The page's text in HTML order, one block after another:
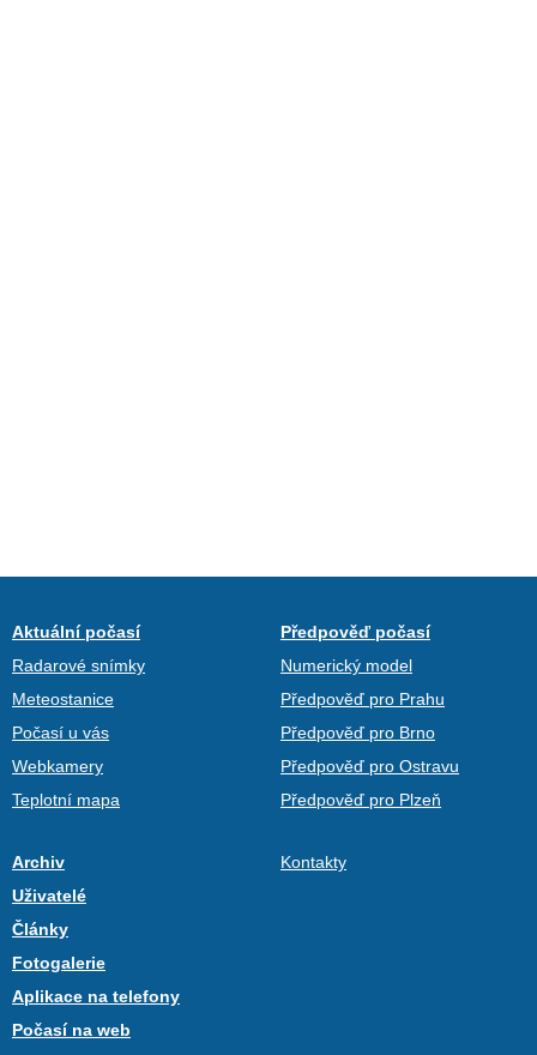
Aktuální počasí
Radarové snímky
Meteostanice
Počasí u vás
Webkamery
Teplotní mapa
Předpověď počasí
Numerický model
Předpověď pro Prahu
Předpověď pro Brno
Předpověď pro Ostravu
Předpověď pro Plzeň
Archiv
Uživatelé
Články
Fotogalerie
Aplikace na telefony
Počasí na web
Kontakty